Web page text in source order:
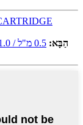
הַבָּא: